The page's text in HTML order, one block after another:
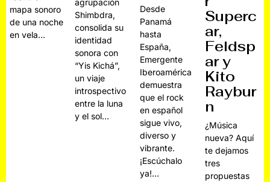
mapa sonoro
de una noche
en vela…
agrupación
Shimbdra,
consolida su
identidad
sonora con
“Yis Kichá”,
un viaje
introspectivo
entre la luna
y el sol…
Desde
Panamá
hasta
España,
Emergente
Iberoamérica
demuestra
que el rock
en español
sigue vivo,
diverso y
vibrante.
¡Escúchalo
ya!…
Superc
ar,
Feldsp
ar y
Kito
Raybur
n
¿Música
nueva? Aquí
te dejamos
tres
propuestas